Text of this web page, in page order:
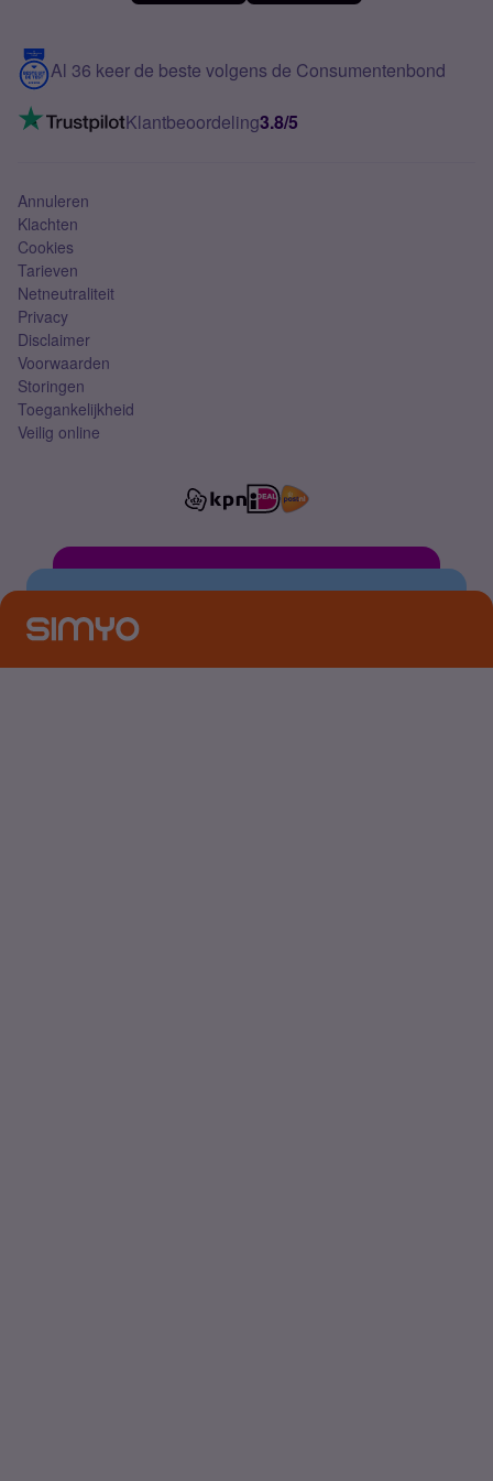
Meerdere nummers
5G internet
Mobiel internet
Mobiel abonnement
Contact
VoLTE 4G bellen
Al 36 keer de beste volgens de Consumentenbond
Klantbeoordeling3.8/5
Annuleren
Klachten
Cookies
Tarieven
Netneutraliteit
Privacy
Disclaimer
Voorwaarden
Storingen
Toegankelijkheid
Veilig online